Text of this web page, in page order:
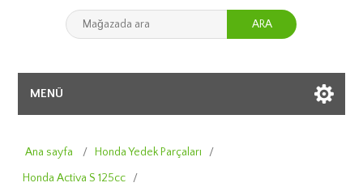
ARA
MENÜ
Ana sayfa / Honda Yedek Parçaları
/
Honda Activa S 125cc
/